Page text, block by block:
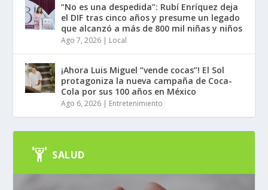
“No es una despedida”: Rubí Enríquez deja
el DIF tras cinco años y presume un legado
que alcanzó a más de 800 mil niñas y niños
Ago 7, 2026 | Local
¡Ahora Luis Miguel “vende cocas”! El Sol
protagoniza la nueva campaña de Coca-
Cola por sus 100 años en México
Ago 6, 2026 | Entretenimiento
SALUD